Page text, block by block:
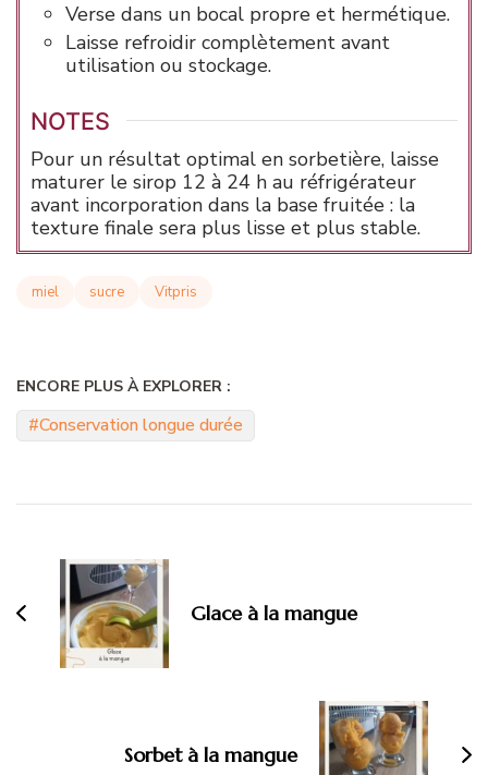
Verse dans un bocal propre et hermétique.
Laisse refroidir complètement avant
utilisation ou stockage.
NOTES
Pour un résultat optimal en sorbetière, laisse
maturer le sirop 12 à 24 h au réfrigérateur
avant incorporation dans la base fruitée : la
texture finale sera plus lisse et plus stable.
miel sucre Vitpris
ENCORE PLUS À EXPLORER :
Conservation longue durée
d'article
Glace à la mangue
Sorbet à la mangue